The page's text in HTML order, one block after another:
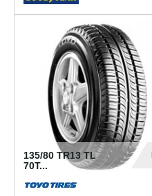
135/80 TR13 TL
70T...